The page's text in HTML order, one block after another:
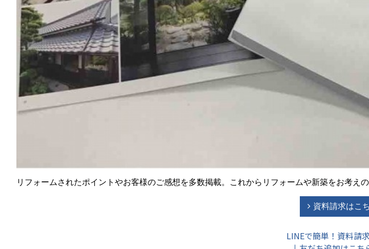
リフォームされたポイントやお客様のご感想を多数掲載。これからリフォームや新築をお考え
資料請求はこ
LINEで簡単！資料請